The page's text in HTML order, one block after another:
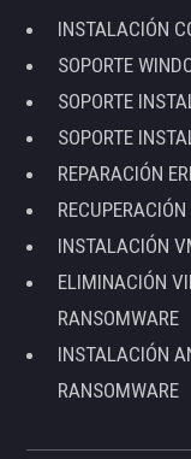
INSTALACIÓN
SOPORTE
SOPORTE
SOPORTE
REPARACIÓN
INSTALACIÓN
ELIMINACIÓN
RANSOMWARE
INSTALACIÓN
RANSOMWARE